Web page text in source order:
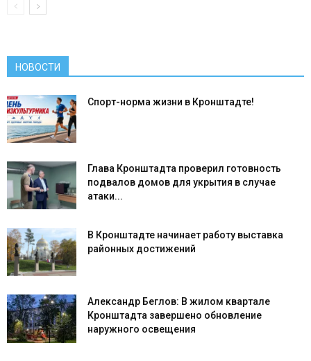
НОВОСТИ
Спорт-норма жизни в Кронштадте!
Глава Кронштадта проверил готовность
подвалов домов для укрытия в случае
атаки...
В Кронштадте начинает работу выставка
районных достижений
Александр Беглов: В жилом квартале
Кронштадта завершено обновление
наружного освещения